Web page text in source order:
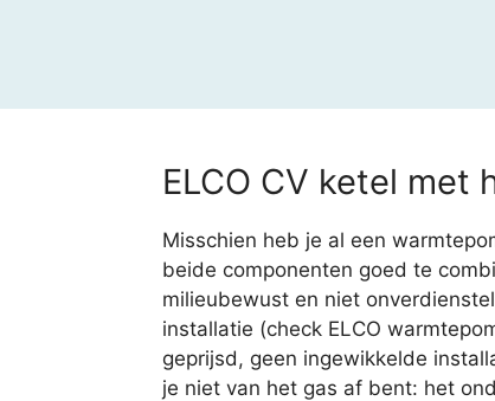
ELCO CV ketel met
Misschien heb je al een
beide componenten goed te
milieubewust en niet
installatie (check ELCO
geprijsd, geen ingewikkelde
je niet van het gas af bent: het